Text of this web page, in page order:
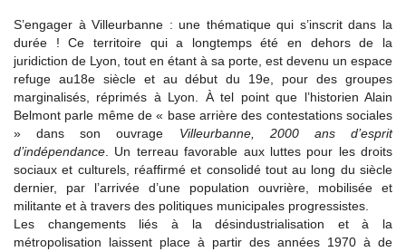
S’engager à Villeurbanne : une thématique qui s’inscrit dans la
durée ! Ce territoire qui a longtemps été en dehors de la
juridiction de Lyon, tout en étant à sa porte, est devenu un espace
refuge au18e siècle et au début du 19e, pour des groupes
marginalisés, réprimés à Lyon. À tel point que l’historien Alain
Belmont parle même de « base arrière des contestations sociales
» dans son ouvrage Villeurbanne, 2000 ans d’esprit
d’indépendance . Un terreau favorable aux luttes pour les droits
sociaux et culturels, réaffirmé et consolidé tout au long du siècle
dernier, par l’arrivée d’une population ouvrière, mobilisée et
militante et à travers des politiques municipales progressistes.
Les changements liés à la désindustrialisation et à la
métropolisation laissent place à partir des années 1970 à de